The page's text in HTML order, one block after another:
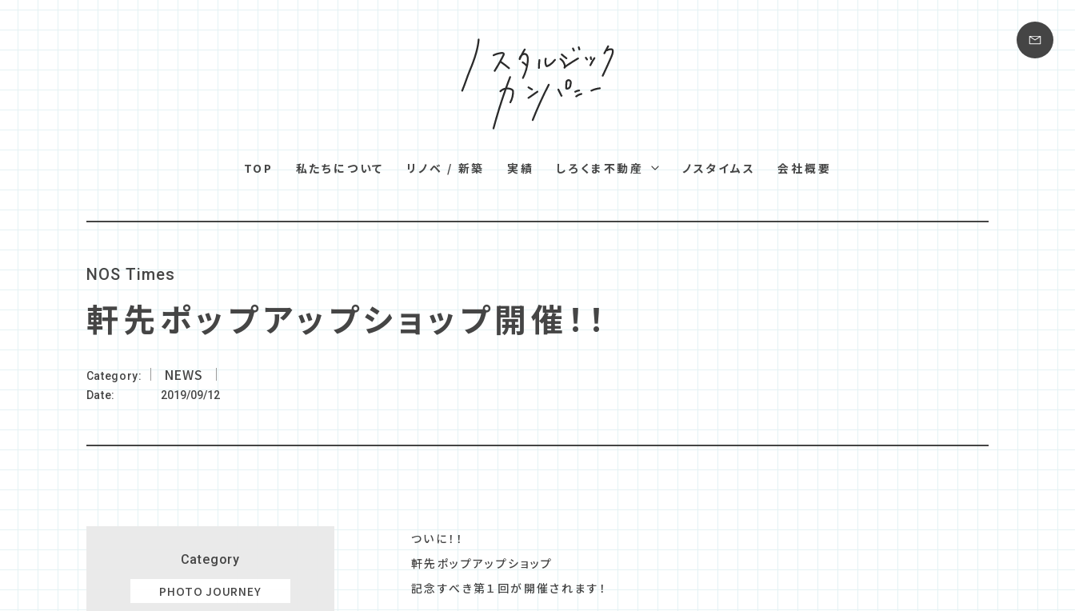
TOP 私たちについて リノベ / 新築 実績 しろくま不動産 ノスタイムス 会社概要
NOS Times
軒先ポップアップショップ開催！！
Category NEWS
Date 2019/09/12
ついに！！
軒先ポップアップショップ
記念すべき第１回が開催されます！
Category
PHOTO JOURNEY